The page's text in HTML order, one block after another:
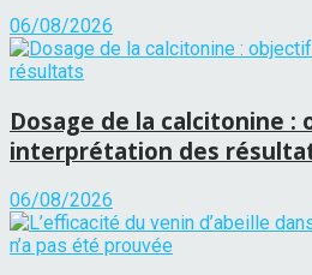
06/08/2026
Dosage de la calcitonine
interprétation des
06/08/2026